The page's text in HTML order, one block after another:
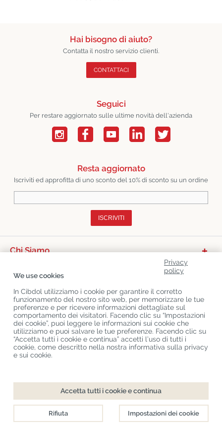
Hai bisogno di aiuto?
Contatta il nostro servizio clienti.
CONTATTACI
Seguici
Per restare aggiornato sulle ultime novità dell'azienda
Resta aggiornato
Iscriviti ed approfitta di uno sconto del 10% di sconto su un ordine
ISCRIVITI
Chi Siamo
Ultimo CBD Blogs
Privacy
policy
We use cookies
In Cibdol utilizziamo i cookie per garantire il corretto
funzionamento del nostro sito web, per memorizzare le tue
preferenze e per ricevere informazioni dettagliate sul
comportamento dei visitatori. Facendo clic su “Impostazioni
dei cookie”, puoi leggere le informazioni sui cookie che
utilizziamo e puoi salvare le tue preferenze. Facendo clic su
“Accetta tutti i cookie e continua” accetti l’uso di tutti i
cookie, come descritto nella nostra informativa sulla privacy
e sui cookie.
Accetta tutti i cookie e continua
Rifiuta Impostazioni dei cookie
Copyright©Cibdol Last updated 07-08-2026
Cibdol bv , Handelsweg 1a, 5492NL Sint-Oedenrode, the Netherlands
KvK: 76495035 VAT: NL860644923B01